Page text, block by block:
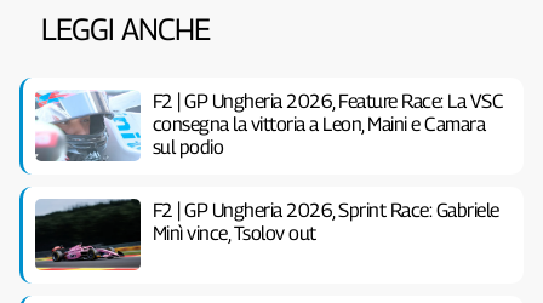
LEGGI ANCHE
F2 | GP Ungheria 2026, Feature Race: La VSC
consegna la vittoria a Leon, Maini e Camara
sul podio
F2 | GP Ungheria 2026, Sprint Race: Gabriele
Minì vince, Tsolov out